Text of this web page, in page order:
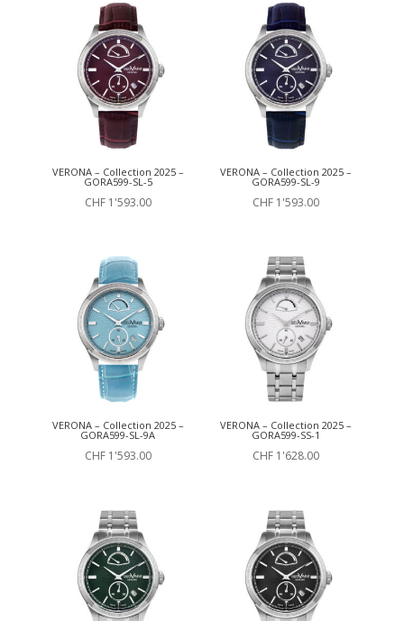
VERONA – Collection 2025 –
GORA599-SL-5
CHF1'593.00
VERONA – Collection 2025 –
GORA599-SL-9
CHF 1'593.00
VERONA – Collection 2025 –
GORA599-SL-9A
CHF1'593.00
VERONA – Collection 2025 –
GORA599-SS-1
CHF 1'628.00